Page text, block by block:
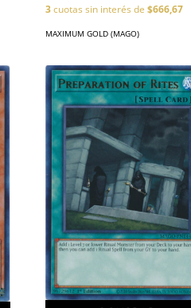
3cuotas sin interés de$666,67
MAXIMUM GOLD (MAGO)